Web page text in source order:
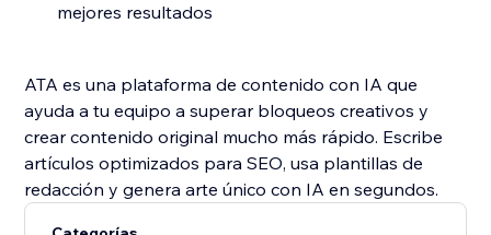
mejores resultados
ATA es una plataforma de contenido con IA que
ayuda a tu equipo a superar bloqueos creativos y
crear contenido original mucho más rápido. Escribe
artículos optimizados para SEO, usa plantillas de
redacción y genera arte único con IA en segundos.